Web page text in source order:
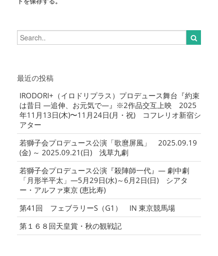
最近の投稿
IRODORI+（イロドリプラス）プロデュース舞台『約束
は昔日 ―追伸、お元気で―』※2作品交互上映 2025
年11月13日(木)〜11月24日(月・祝) コフレリオ新宿シ
アター
若獅子会プロデュース公演「歌麿屏風」 2025.09.19
(金) ～ 2025.09.21(日) 浅草九劇
若獅子会プロデュース公演『殺陣師一代』― 劇中劇
「月形半平太」―5月29日(水)～6月2日(日) シアタ
ー・アルファ東京 (恵比寿)
第41回 フェブラリーS（G1） IN 東京競馬場
第１６８回天皇賞・秋の観戦記